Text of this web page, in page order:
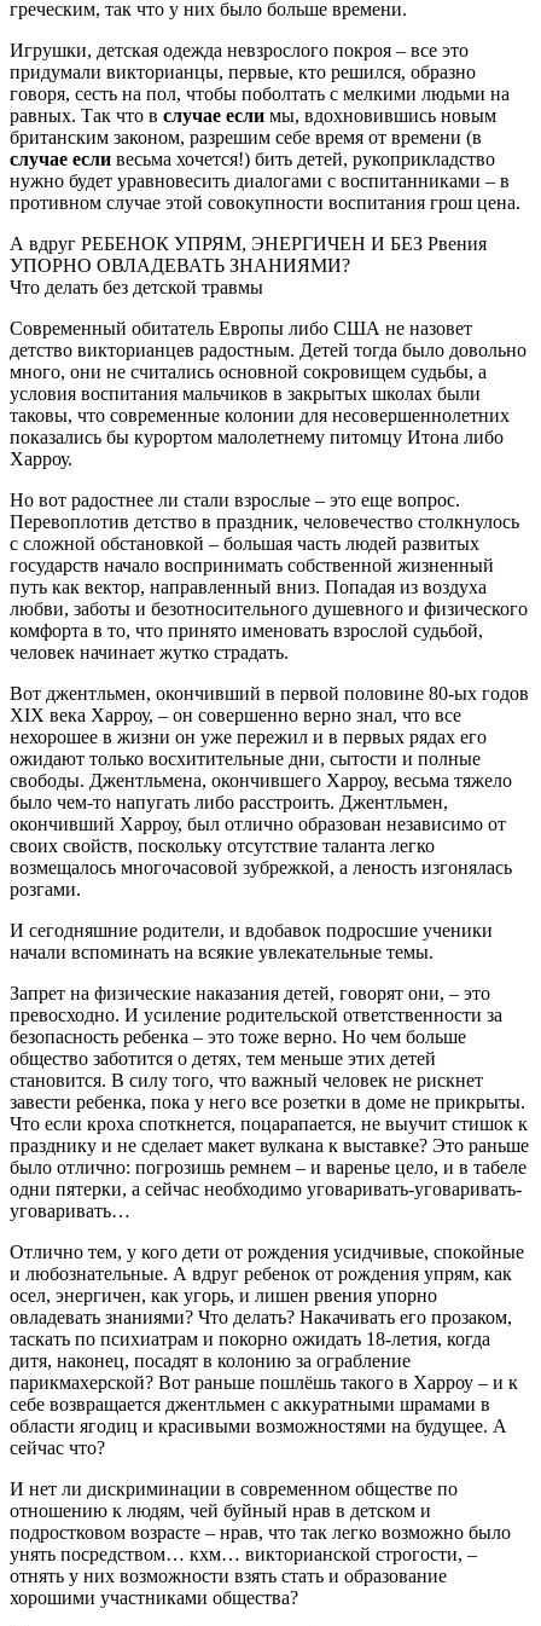
греческим, так что у них было больше времени.
Игрушки, детская одежда невзрослого покроя – все это
придумали викторианцы, первые, кто решился, образно
говоря, сесть на пол, чтобы поболтать с мелкими людьми на
равных. Так что в случае если мы, вдохновившись новым
британским законом, разрешим себе время от времени (в
случае если весьма хочется!) бить детей, рукоприкладство
нужно будет уравновесить диалогами с воспитанниками – в
противном случае этой совокупности воспитания грош цена.
А вдруг РЕБЕНОК УПРЯМ, ЭНЕРГИЧЕН И БЕЗ Рвения
УПОРНО ОВЛАДЕВАТЬ ЗНАНИЯМИ?
Что делать без детской травмы
Современный обитатель Европы либо США не назовет
детство викторианцев радостным. Детей тогда было довольно
много, они не считались основной сокровищем судьбы, а
условия воспитания мальчиков в закрытых школах были
таковы, что современные колонии для несовершеннолетних
показались бы курортом малолетнему питомцу Итона либо
Харроу.
Но вот радостнее ли стали взрослые – это еще вопрос.
Перевоплотив детство в праздник, человечество столкнулось
с сложной обстановкой – большая часть людей развитых
государств начало воспринимать собственной жизненный
путь как вектор, направленный вниз. Попадая из воздуха
любви, заботы и безотносительного душевного и физического
комфорта в то, что принято именовать взрослой судьбой,
человек начинает жутко страдать.
Вот джентльмен, окончивший в первой половине 80-ых годов
XIX века Харроу, – он совершенно верно знал, что все
нехорошее в жизни он уже пережил и в первых рядах его
ожидают только восхитительные дни, сытости и полные
свободы. Джентльмена, окончившего Харроу, весьма тяжело
было чем-то напугать либо расстроить. Джентльмен,
окончивший Харроу, был отлично образован независимо от
своих свойств, поскольку отсутствие таланта легко
возмещалось многочасовой зубрежкой, а леность изгонялась
розгами.
И сегодняшние родители, и вдобавок подросшие ученики
начали вспоминать на всякие увлекательные темы.
Запрет на физические наказания детей, говорят они, – это
превосходно. И усиление родительской ответственности за
безопасность ребенка – это тоже верно. Но чем больше
общество заботится о детях, тем меньше этих детей
становится. В силу того, что важный человек не рискнет
завести ребенка, пока у него все розетки в доме не прикрыты.
Что если кроха споткнется, поцарапается, не выучит стишок к
празднику и не сделает макет вулкана к выставке? Это раньше
было отлично: погрозишь ремнем – и варенье цело, и в табеле
одни пятерки, а сейчас необходимо уговаривать-уговаривать-
уговаривать…
Отлично тем, у кого дети от рождения усидчивые, спокойные
и любознательные. А вдруг ребенок от рождения упрям, как
осел, энергичен, как угорь, и лишен рвения упорно
овладевать знаниями? Что делать? Накачивать его прозаком,
таскать по психиатрам и покорно ожидать 18-летия, когда
дитя, наконец, посадят в колонию за ограбление
парикмахерской? Вот раньше пошлёшь такого в Харроу – и к
себе возвращается джентльмен с аккуратными шрамами в
области ягодиц и красивыми возможностями на будущее. А
сейчас что?
И нет ли дискриминации в современном обществе по
отношению к людям, чей буйный нрав в детском и
подростковом возрасте – нрав, что так легко возможно было
унять посредством… кхм… викторианской строгости, –
отнять у них возможности взять стать и образование
хорошими участниками общества?